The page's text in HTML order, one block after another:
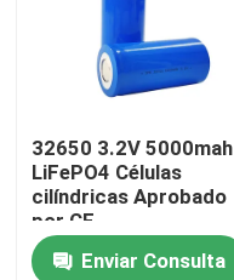
Inicio
32650 3.2V 5000mah
LiFePO4 Células
cilíndricas Aprobado
por CE
Enviar Consulta